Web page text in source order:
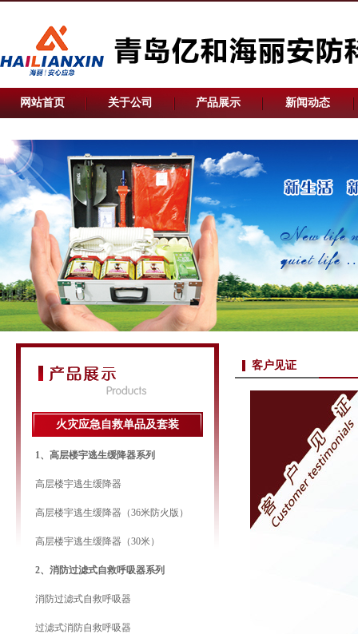
网站首页 关于公司 产品展示 新闻动态
火灾应急自救单品及套装
1、高层楼宇逃生缓降器系列
高层楼宇逃生缓降器
高层楼宇逃生缓降器（36米防火版）
高层楼宇逃生缓降器（30米）
2、消防过滤式自救呼吸器系列
消防过滤式自救呼吸器
过滤式消防自救呼吸器
客户见证